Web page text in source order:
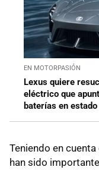
EN MOTORPASIÓN
Lexus quiere
eléctrico que
baterías en
Teniendo en
han sido